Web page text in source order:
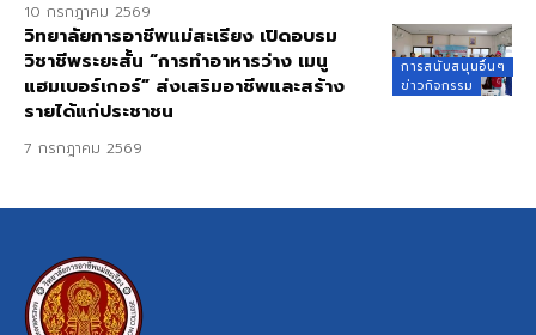
10 กรกฎาคม 2569
การสนับสนุนอื่นๆ
ข่าวกิจกรรม
วิทยาลัยการอาชีพแม่สะเรียง เปิดอบรม
วิชาชีพระยะสั้น “การทำอาหารว่าง เมนู
แฮมเบอร์เกอร์” ส่งเสริมอาชีพและสร้าง
รายได้แก่ประชาชน
7 กรกฎาคม 2569